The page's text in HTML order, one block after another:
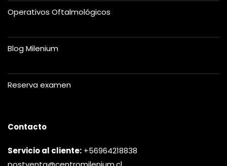
Operativos Oftalmológicos
Blog Milenium
Reserva examen
Contacto
Servicio al cliente: +56964218838